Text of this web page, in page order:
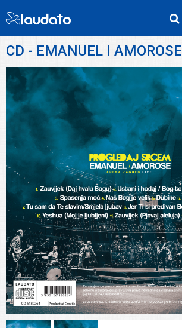
CD - EMANUEL I AMOROSE